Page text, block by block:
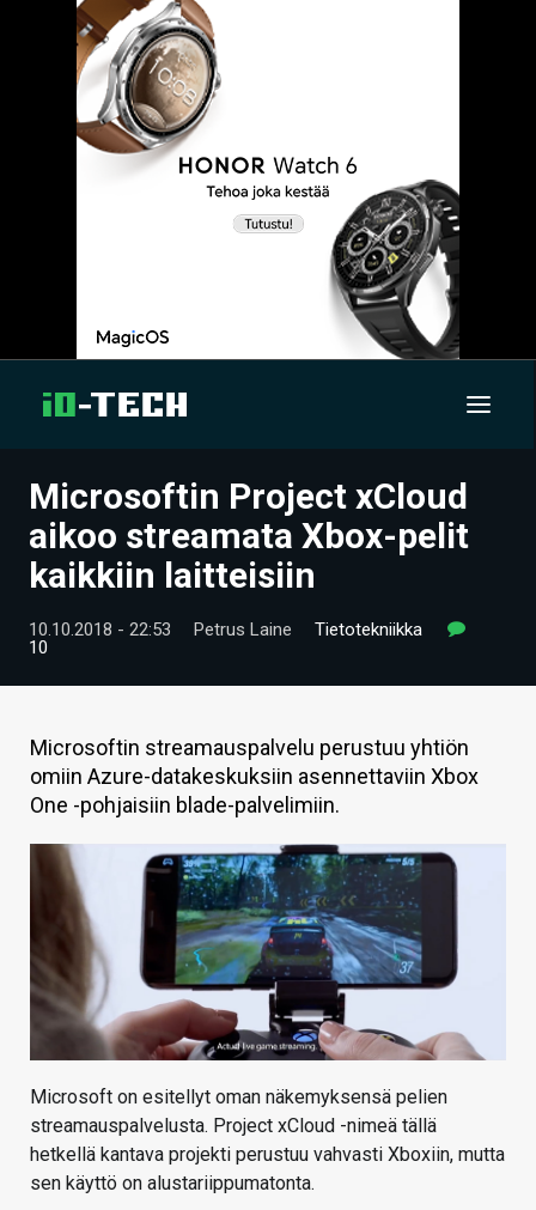
UUTISET
ARTIKKELIT
VIDEOT
HINTA.FI
KAUPPA
VAIHDA TEEMA
HAKU
Microsoftin Project xCloud
aikoo streamata Xbox-pelit
kaikkiin laitteisiin
10.10.2018 - 22:53 Petrus Laine
Tietotekniikka
10
Microsoftin streamauspalvelu perustuu yhtiön
omiin Azure-datakeskuksiin asennettaviin Xbox
One -pohjaisiin blade-palvelimiin.
Microsoft on esitellyt oman näkemyksensä pelien
streamauspalvelusta. Project xCloud -nimeä tällä
hetkellä kantava projekti perustuu vahvasti Xboxiin, mutta
sen käyttö on alustariippumatonta.